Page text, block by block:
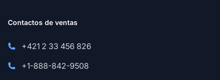
Contactos de ventas
+421 2 33 456 826
+1-888-842-9508